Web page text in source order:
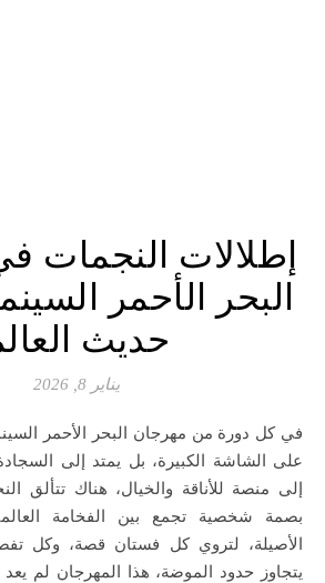
إطلالات النجمات
حديث
يناير 8, 2026
في كل دورة من مهرجان البحر الأحمر السينمائي، لا يقتصر السحر
على الشاشة الكبيرة، بل يمتد إلى
إلى منصة للأناقة والخيال، هناك تتألق
بصمة شخصية تجمع بين الفخامة
الأصيلة، لتروي كل فستان قصة، وكل
يتجاوز حدود الموضة، هذا المهرجان لم